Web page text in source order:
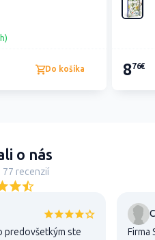
Do košíka 876€
o nás
77 recenzií
predovšetkým ste
Firma